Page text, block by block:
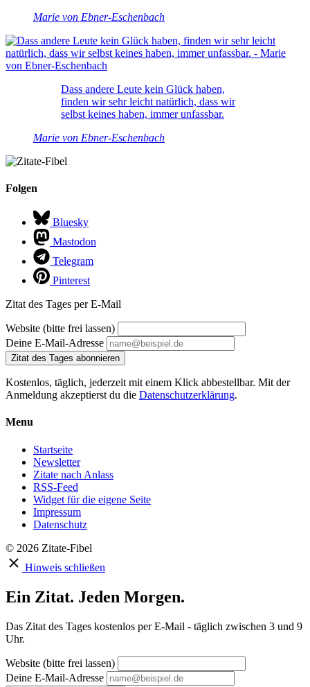
Marie von Ebner-Eschenbach
Dass andere Leute kein Glück haben,
finden wir sehr leicht natürlich, dass wir
selbst keines haben, immer unfassbar.
Marie von Ebner-Eschenbach
Folgen
Bluesky
Mastodon
Telegram
Pinterest
Zitat des Tages per E-Mail
Website (bitte frei lassen)
Deine E-Mail-Adresse
Zitat des Tages abonnieren
Kostenlos, täglich, jederzeit mit einem Klick abbestellbar. Mit der
Anmeldung akzeptierst du die Datenschutzerklärung.
Menu
Startseite
Newsletter
Zitate nach Anlass
RSS-Feed
Widget für die eigene Seite
Impressum
Datenschutz
© 2026 Zitate-Fibel
Hinweis schließen
Ein Zitat. Jeden Morgen.
Das Zitat des Tages kostenlos per E-Mail - täglich zwischen 3 und 9
Uhr.
Website (bitte frei lassen)
Deine E-Mail-Adresse